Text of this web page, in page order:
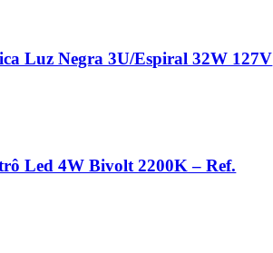
Luz Negra 3U/Espiral 32W 127V
Led 4W Bivolt 2200K – Ref.